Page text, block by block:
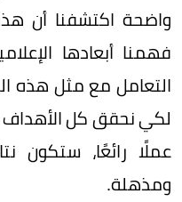
واضحة اكتشفنا أن
فهمنا أبعادها
التعامل مع مثل هذه
لكي نحقق كل الأهداف
عملًا رائعًا، ستكون
ومذهلة.